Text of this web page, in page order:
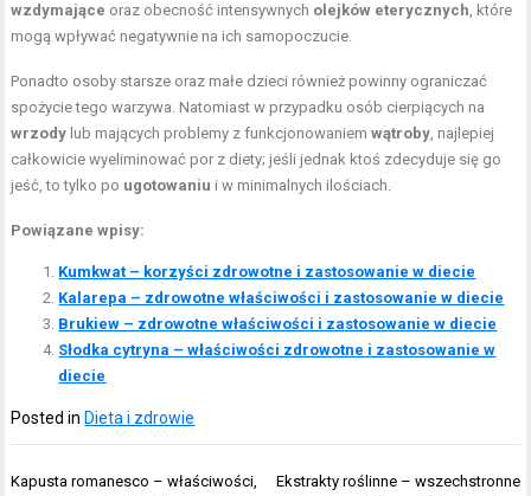
wzdymające oraz obecność intensywnych olejków eterycznych, które
mogą wpływać negatywnie na ich samopoczucie.
Ponadto osoby starsze oraz małe dzieci również powinny ograniczać
spożycie tego warzywa. Natomiast w przypadku osób cierpiących na
wrzody lub mających problemy z funkcjonowaniemwątroby, najlepiej
całkowicie wyeliminować por z diety; jeśli jednak ktoś zdecyduje się go
jeść, to tylko po ugotowaniu i w minimalnych ilościach.
Powiązane wpisy:
Kumkwat – korzyści zdrowotne i zastosowanie w diecie
Kalarepa – zdrowotne właściwości i zastosowanie w diecie
Brukiew – zdrowotne właściwości i zastosowanie w diecie
Słodka cytryna – właściwości zdrowotne i zastosowanie w
diecie
Posted in Dieta i zdrowie
Nawigacja
Kapusta romanesco – właściwości,
Ekstrakty roślinne – wszechstronne